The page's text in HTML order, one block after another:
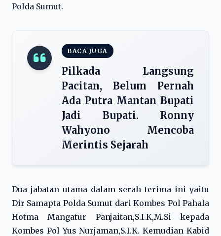
Polda Sumut.
BACA JUGA
Pilkada Langsung
Pacitan, Belum Pernah
Ada Putra Mantan Bupati
Jadi Bupati. Ronny
Wahyono Mencoba
Merintis Sejarah
Dua jabatan utama dalam serah terima ini yaitu
Dir Samapta Polda Sumut dari Kombes Pol Pahala
Hotma Mangatur Panjaitan,S.I.K,M.Si kepada
Kombes Pol Yus Nurjaman,S.I.K. Kemudian Kabid